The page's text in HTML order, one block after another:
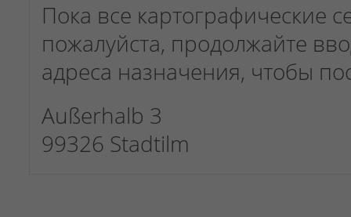
Пока все картографические
пожалуйста, продолжайте
адреса назначения, чтобы
Außerhalb 3
99326 Stadtilm